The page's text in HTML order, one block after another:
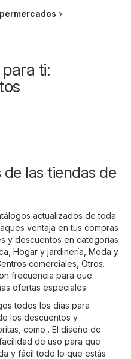
ti:
las tiendas de
actualizados de toda
ventaja en tus compras
y descuentos en categorías
Hogar y jardinería Moda y
comerciales Otros.
frecuencia para que
ofertas especiales.
todos los días para
los descuentos y
como . El diseño de
de uso para que
y fácil todo lo que estás